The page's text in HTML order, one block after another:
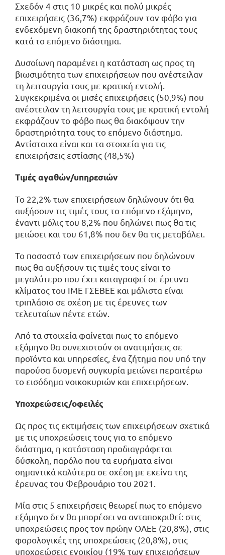
Σχεδόν 4 στις 10 μικρές και πολύ μικρές
επιχειρήσεις (36,7%) εκφράζουν τον φόβο για
ενδεχόμενη διακοπή της δραστηριότητας τους
κατά το επόμενο διάστημα.
Δυσοίωνη παραμένει η κατάσταση ως προς τη
βιωσιμότητα των επιχειρήσεων που ανέστειλαν
τη λειτουργία τους με κρατική εντολή.
Συγκεκριμένα οι μισές επιχειρήσεις (50,9%) που
ανέστειλαν τη λειτουργία τους με κρατική εντολή
εκφράζουν το φόβο πως θα διακόψουν την
δραστηριότητα τους το επόμενο διάστημα.
Αντίστοιχα είναι και τα στοιχεία για τις
επιχειρήσεις εστίασης (48,5%)
Τιμές αγαθών/υπηρεσιών
Το 22,2% των επιχειρήσεων δηλώνουν ότι θα
αυξήσουν τις τιμές τους το επόμενο εξάμηνο,
έναντι μόλις του 8,2% που δηλώνει πως θα τις
μειώσει και του 61,8% που δεν θα τις μεταβάλει.
Το ποσοστό των επιχειρήσεων που δηλώνουν
πως θα αυξήσουν τις τιμές τους είναι το
μεγαλύτερο που έχει καταγραφεί σε έρευνα
κλίματος του ΙΜΕ ΓΣΕΒΕΕ και μάλιστα είναι
τριπλάσιο σε σχέση με τις έρευνες των
τελευταίων πέντε ετών.
Από τα στοιχεία φαίνεται πως το επόμενο
εξάμηνο θα συνεχιστούν οι ανατιμήσεις σε
προϊόντα και υπηρεσίες, ένα ζήτημα που υπό την
παρούσα δυσμενή συγκυρία μειώνει περαιτέρω
το εισόδημα νοικοκυριών και επιχειρήσεων.
Υποχρεώσεις/οφειλές
Ως προς τις εκτιμήσεις των επιχειρήσεων σχετικά
με τις υποχρεώσεις τους για το επόμενο
διάστημα, η κατάσταση προδιαγράφεται
δύσκολη, παρόλο που τα ευρήματα είναι
σημαντικά καλύτερα σε σχέση με εκείνα της
έρευνας του Φεβρουάριο του 2021.
Μία στις 5 επιχειρήσεις θεωρεί πως το επόμενο
εξάμηνο δεν θα μπορέσει να ανταποκριθεί: στις
υποχρεώσεις προς τον πρώην ΟΑΕΕ (20,8%), στις
φορολογικές της υποχρεώσεις (20,8%), στις
υποχρεώσεις ενοικίου (19% των επιχειρήσεων